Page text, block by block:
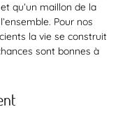
qu’un maillon de la
Pour nos
la vie se construit
sont bonnes à